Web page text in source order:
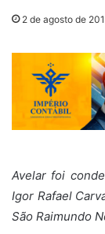
2 de agosto de
Avelar foi
Igor Rafael
São Raimundo